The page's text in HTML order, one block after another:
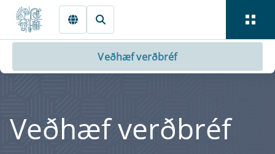
Fara beint í Meginmál
Veðhæf verðbréf
Veðhæf verðbréf